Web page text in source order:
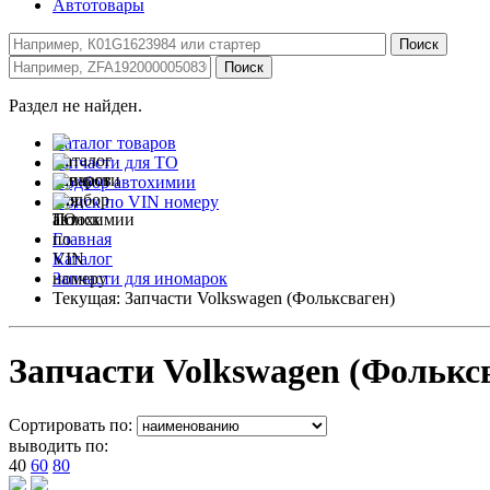
Автотовары
Раздел не найден.
Каталог товаров
Запчасти для ТО
Подбор автохимии
Поиск по VIN номеру
Главная
Каталог
Запчасти для иномарок
Текущая: Запчасти Volkswagen (Фольксваген)
Запчасти Volkswagen
Сортировать по:
выводить по:
40 60 80